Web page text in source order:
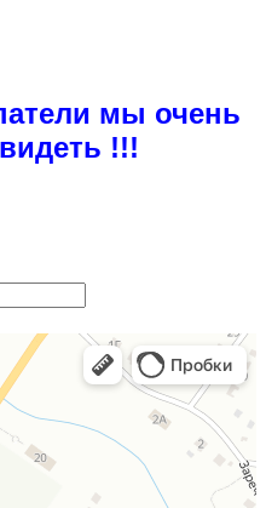
мы очень
!!!